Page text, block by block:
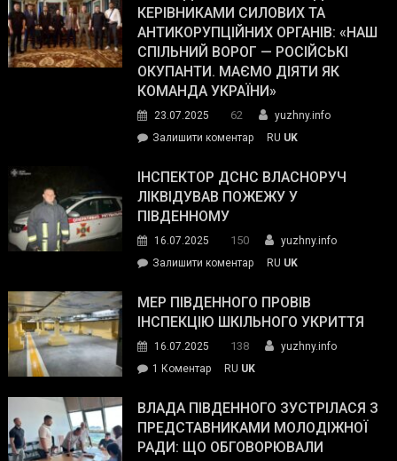
Journal.
працівникам
ОПЗ
з
матеріального
резерву
гуманітарну
допомогу
КЕРІВНИКАМИ СИЛОВИХ ТА
АНТИКОРУПЦІЙНИХ ОРГАНІВ: «НАШ
СПІЛЬНИЙ ВОРОГ — РОСІЙСЬКІ
ОКУПАНТИ. МАЄМО ДІЯТИ ЯК
КОМАНДА УКРАЇНИ»
23.07.2025 62
yuzhny.info
Залишити коментарon
провів
нараду
силових
та
органів:
«Наш
спільний
окупанти.
Маємо
діяти
RU UK
ІНСПЕКТОР ДСНС ВЛАСНОРУЧ
ЛІКВІДУВАВ ПОЖЕЖУ У
ПІВДЕННОМУ
16.07.2025 150
yuzhny.info
Залишити коментарon
ДСНС
власноруч
пожежу
у
RU UK
МЕР ПІВДЕННОГО ПРОВІВ
ІНСПЕКЦІЮ ШКІЛЬНОГО УКРИТТЯ
16.07.2025 138
yuzhny.info
1 Коментардо
Південного
провів
інспекцію
RU UK
ВЛАДА ПІВДЕННОГО ЗУСТРІЛАСЯ З
ПРЕДСТАВНИКАМИ МОЛОДІЖНОЇ
РАДИ: ЩО ОБГОВОРЮВАЛИ